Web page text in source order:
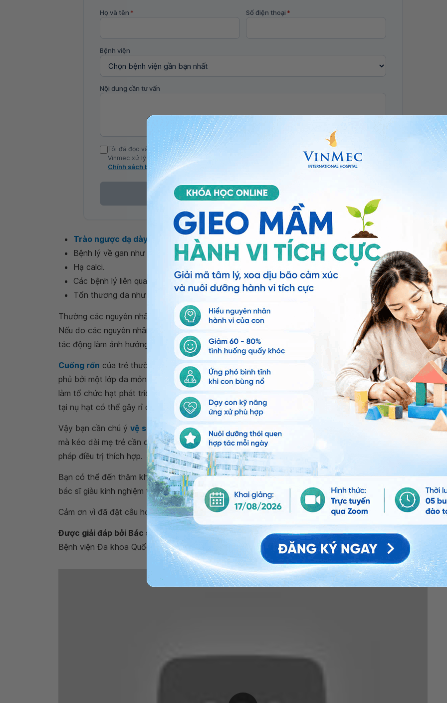
Họ và tên * Số điện thoại *
Bệnh viện
Nội dung cần tư vấn
Tôi đã đọc và đồng ý với Chính sách bảo vệ dữ liệu cá nhân của Vinmec và chấp thuận để
Vinmec xử lý DLCN của tôi theo quy định của pháp luật về bảo vệ DLCN.
Chính sách bảo mật
Đăng Ký
Trào ngược dạ dày
Bệnh lý về gan như vàng da tăng Bilirubin quá mức.
Hạ calci.
Các bệnh lý liên quan đến thần kinh.
Tổn thương da như viêm da, côn trùng chui vào tai...
Thường các nguyên nhân bệnh lý có các triệu chứng bệnh lý của các cơ quan bệnh lý kèm theo.
Nếu do các nguyên nhân sinh lý mẹ không nên quá lo lắng, cần tìm các nguyên nhân để hạn chế
tác động làm ảnh hưởng đến trẻ.
Cuống rốn của trẻ thường khô và rụng đi sau 6-8 ngày sau sinh. Bề mặt của chân rốn sẽ được che
phủ bởi một lớp da mỏng và liền sẹo hẳn sau 12-15 ngày. Sự chậm trễ hóa biểu bì ở chân cuống rốn
làm tổ chức hạt phát triển quá mức bình thường và làm
và tạo nụ hạt ở rốn. Khi tồn
tại nụ hạt có thể gây rỉ dịch nâu đỏ hoặc vàng nhạt, có thể có mủ và mùi hôi khi bị bội nhiễm.
Vậy bạn cần chú ý vệ sinh rốn
cho con đề phòng bội nhiễm rốn. Nếu tình trạng chảy, rỉ dịch ở rốn
mà kéo dài mẹ trẻ cần cho trẻ đến khám bác sĩ chuyên khoa khám để được tư vấn và có phương
pháp điều trị thích hợp.
Bạn có thể đến thăm khám tại các cơ sở thuộc Hệ thống Y tế Vinmec trên toàn quốc để được các
bác sĩ giàu kinh nghiệm tư vấn và hướng dẫn.
Cảm ơn vì đã đặt câu hỏi tớiHệ thống Y tế Vinmec. Trân trọng.
Được giải đáp bởi Bác sĩ chuyên khoa I Bùi Thị Hà
- Bác sĩ Nhi - Sơ sinh - Khoa Nhi - Sơ sinh -
Bệnh viện Đa khoa Quốc tế Vinmec Hạ Long.